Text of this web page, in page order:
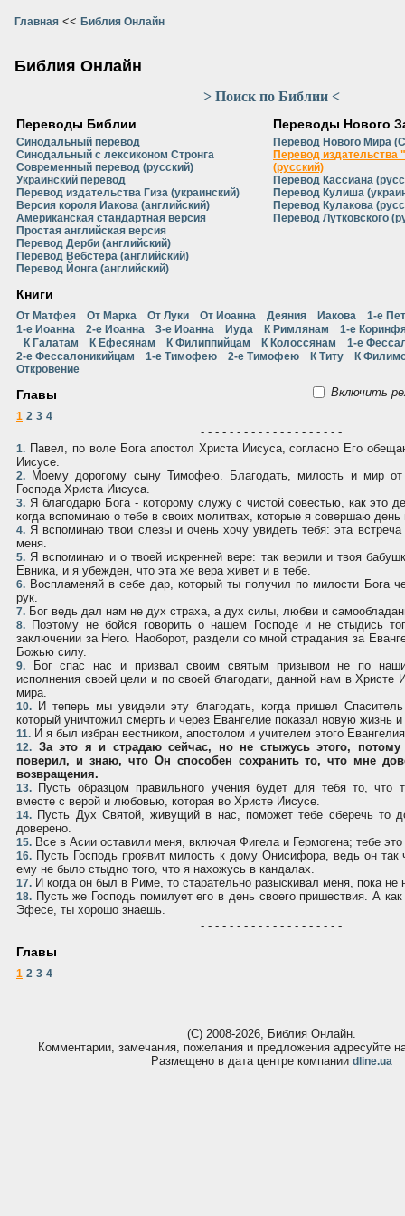
Главная << Библия Онлайн
Библия Онлайн
> Поиск по Библии <
Переводы Библии
Синодальный перевод
Синодальный с лексиконом Стронга
Современный перевод (русский)
Украинский перевод
Перевод издательства Гиза (украинский)
Версия короля Иакова (английский)
Американская стандартная версия
Простая английская версия
Перевод Дерби (английский)
Перевод Вебстера (английский)
Перевод Йонга (английский)
Переводы Нового
Перевод Нового Мира
Перевод
(русский)
Перевод Кассиана
Перевод Кулиша
Перевод Кулакова
Перевод Лутковского
Книги
От Матфея От Марка От Луки От Иоанна Деяния Иакова
1-е
1-е Иоанна
2-е Иоанна 3-е Иоанна Иуда К Римлянам
1-е
К Галатам
К Ефесянам К Филиппийцам К Колоссянам
1-е
2-е Фессалоникийцам
1-е Тимофею 2-е Тимофею К Титу
К
Откровение
Главы Включить
1 2 3 4
- - - - - - - - - - - - - - - - - - - -
1. Павел, по воле Бога апостол Христа Иисуса, согласно Его
Иисусе.
2. Моему дорогому сыну Тимофею. Благодать, милость и мир
Господа Христа Иисуса.
3. Я благодарю Бога - которому служу с чистой совестью, как это
когда вспоминаю о тебе в своих молитвах, которые я совершаю день
4. Я вспоминаю твои слезы и очень хочу увидеть тебя: эта
меня.
5. Я вспоминаю и о твоей искренней вере: так верили и твоя
Евника, и я убежден, что эта же вера живет и в тебе.
6. Воспламеняй в себе дар, который ты получил по милости Бога
рук.
7. Бог ведь дал нам не дух страха, а дух силы, любви и
8. Поэтому не бойся говорить о нашем Господе и не стыдись
заключении за Него. Наоборот, раздели со мной страдания за
Божью силу.
9. Бог спас нас и призвал своим святым призывом не по
исполнения своей цели и по своей благодати, данной нам в Христе
мира.
10. И теперь мы увидели эту благодать, когда пришел
который уничтожил смерть и через Евангелие показал новую жизнь
11. И я был избран вестником, апостолом и учителем этого
12. За это я и страдаю сейчас, но не стыжусь этого,
поверил, и знаю, что Он способен сохранить то, что мне
возвращения.
13. Пусть образцом правильного учения будет для тебя то,
вместе с верой и любовью, которая во Христе Иисусе.
14. Пусть Дух Святой, живущий в нас, поможет тебе сберечь то
доверено.
15. Все в Aсии оставили меня, включая Фигела и Гермогена; тебе это
16. Пусть Господь проявит милость к дому Онисифора, ведь он так
ему не было стыдно того, что я нахожусь в кандалах.
17. И когда он был в Риме, то старательно разыскивал меня, пока не
18. Пусть же Господь помилует его в день своего пришествия. А
Эфесе, ты хорошо знаешь.
- - - - - - - - - - - - - - - - - - - -
Главы
1 2 3 4
(С) 2008-2026, Библия Онлайн.
Комментарии, замечания, пожелания и предложения адресуйте
Размещено в дата центре компании dline.ua